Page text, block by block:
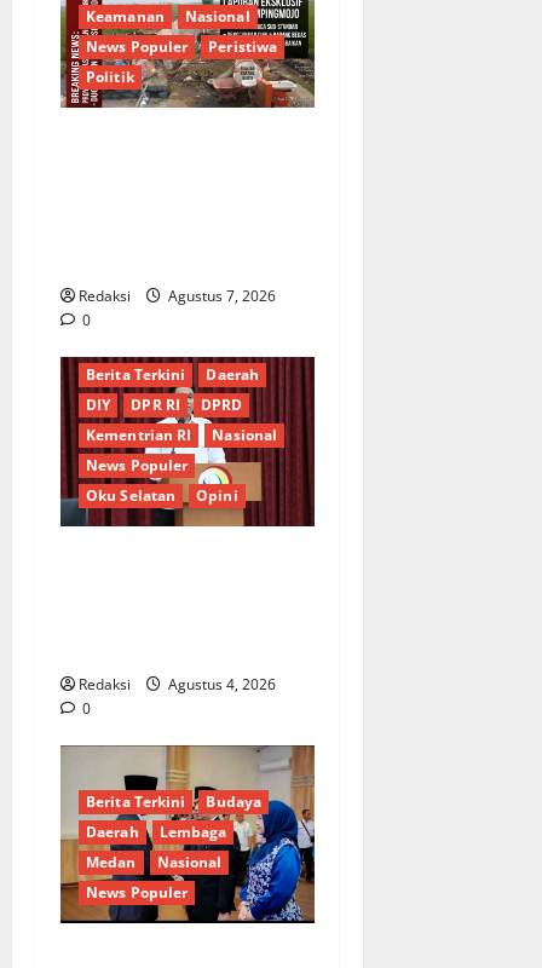
Keamanan
Nasional
News Populer
Peristiwa
Politik
Redaksi
Agustus 7, 2026
0
Berita Terkini
Daerah
DIY
DPR RI
DPRD
Kementrian RI
Nasional
News Populer
Oku Selatan
Opini
Redaksi
Agustus 4, 2026
0
Berita Terkini
Budaya
Daerah
Lembaga
Medan
Nasional
News Populer